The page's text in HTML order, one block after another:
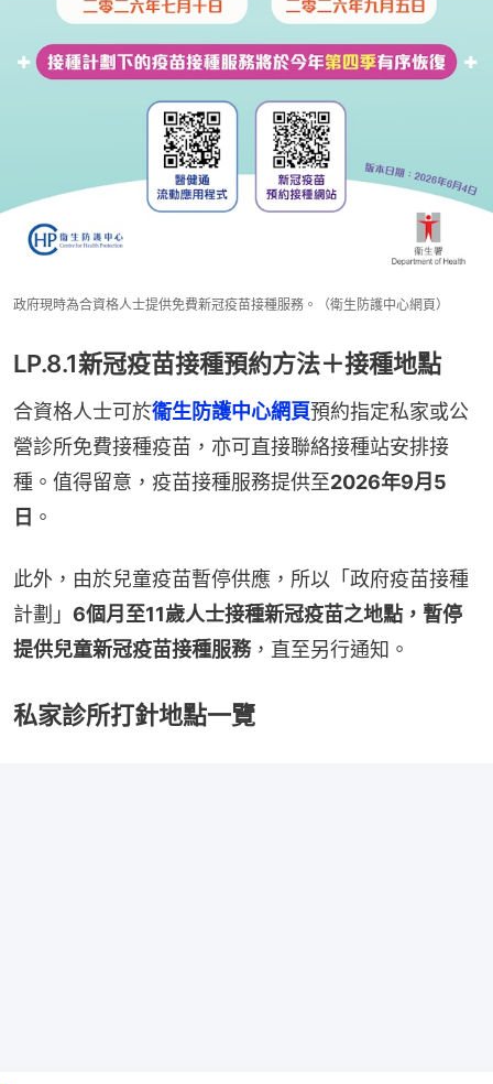
政府現時為合資格人士提供免費新冠疫苗接種服務。（衛生防護中心網頁）
LP.8.1新冠疫苗接種預約方法＋接種地點
合資格人士可於衞生防護中心網頁預約指定私家或公
營診所免費接種疫苗，亦可直接聯絡接種站安排接
種。值得留意，疫苗接種服務提供至2026年9月5
日 。
此外，由於兒童疫苗暫停供應，所以「政府疫苗接種
計劃」 6個月至11歲人士接種新冠疫苗之地點，暫停
提供兒童新冠疫苗接種服務，直至另行通知。
私家診所打針地點一覽